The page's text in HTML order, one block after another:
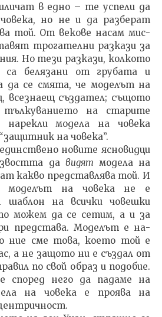
в едно – те успели да
но не и да разберат
той. От векове насам мис­
трогателни разкази за
Но тези разкази, колкото
са белязани от грубата и
да се смята, че моделът на
всезнаещ създател; съ­щото
на старите
нарекли модела на човека
на човека”.
новите ясновидци
давидят модела на
какво представлява той. И
моде­лът на човека не е
шаблон на всички човешки
можем да се сетим, а и за
представа. Моделът е на­
ние сме това, което той е
а не защото ни е създал от
по свой образ и подобие.
спо­ред него да падаме на
на човека е проява на